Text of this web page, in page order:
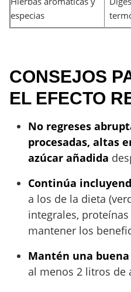
especias
CONSEJOS
EL EFECTO
No regreses
procesadas, altas
azúcar añadida
Continúa
a los de la dieta
integrales,
mantener los
Mantén una
al menos 2 litros de